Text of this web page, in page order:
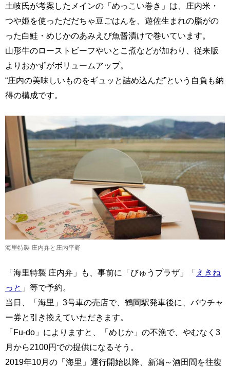
土岐氏が考案したメインの「めっこい巻き」は、庄内米・
つや姫を使っただだちゃ豆ごはんを、遊佐生まれの脂がの
った白鮭・めじかのあみえび魚醤漬けで巻いています。
山形牛のローストビーフやいとこ煮などが加わり、従来版
よりおかずがボリュームアップ。
“庄内の美味しいものをギュッと詰め込んだ”という自負も納
得の構成です。
海里特製 庄内弁と庄内平野
「海里特製 庄内弁」も、事前に「びゅうプラザ」「 えきね
っと 」等で予約。
当日、「海里」3号車の売店で、鶴岡駅発車後に、バウチャ
ー券と引き換えていただきます。
「Fu-do」によりますと、「めじか」の不漁で、やむなく3
月から2100円での提供になるそう。
2019年10月の「海里」運行開始以降、新潟～酒田間を往復